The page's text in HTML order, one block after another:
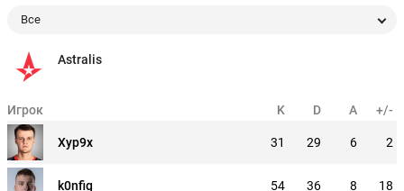
Все
Astralis
Игрок K D A +/-
Xyp9x 31 29 6 2
k0nfig 54 36 8 18